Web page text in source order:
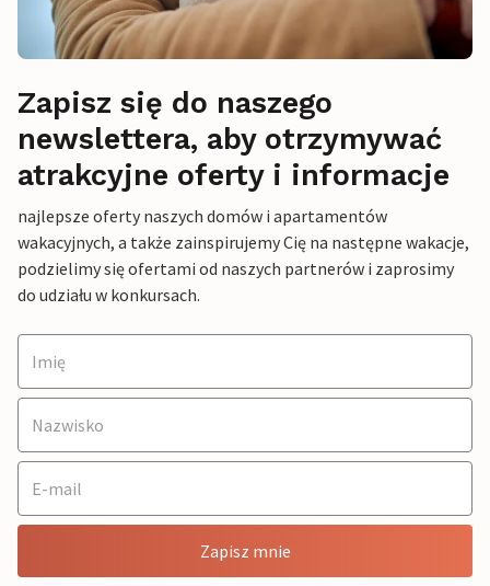
Zapisz się do naszego
newslettera, aby otrzymywać
atrakcyjne oferty i informacje
najlepsze oferty naszych domów i apartamentów
wakacyjnych, a także zainspirujemy Cię na następne wakacje,
podzielimy się ofertami od naszych partnerów i zaprosimy
do udziału w konkursach.
Zapisz mnie